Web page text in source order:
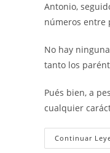
entrada:
Antonio,
números entre
No hay
tanto los
Pués bien, a
cualquier
Continuar